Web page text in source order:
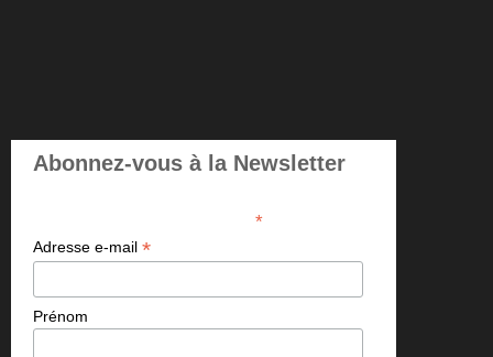
Abonnez-vous à la Newsletter
*indicates required
Adresse e-mail *
Prénom